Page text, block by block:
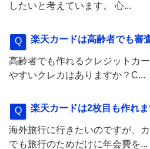
したいと考えています。 心...
楽天カードは高齢者でも審
高齢者でも作れるクレジットカ
やすいクレカはありますか？C...
楽天カードは2枚目も作れ
海外旅行に行きたいのですが、
でも旅行のためだけに年会費を...